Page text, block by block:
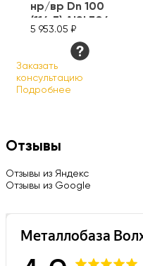
нр/вр Dn 100
(114,3) AISI 304
ISO
5 953.05 ₽
Заказать
консультацию
Подробнее
Отзывы
Отзывы из Яндекс
Отзывы из Google